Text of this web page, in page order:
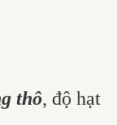
thô, độ hạt